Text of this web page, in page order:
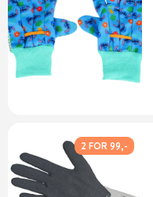
2 FOR 99,-